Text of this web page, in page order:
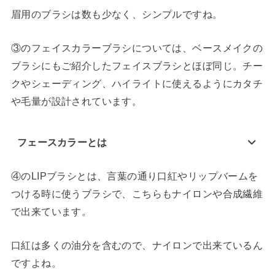
眉用のブラシは数も少なく、シンプルですね。
③のフェイスカラーブラシについては、ベースメイクの
ブラシにもご紹介したフェイスブラシとほぼ同じ。チー
クやシェーディング、ハイライトに使えるようにカタチ
や毛量が設計されています。
フェースカラーとは
④のLIPブラシとは、言葉の通り口紅やリップバームを
つける時に使うブラシで、こちらもナイロンや合成繊維
で出来ています。
口紅は多くの油分を含むので、ナイロンで出来ているん
ですよね。